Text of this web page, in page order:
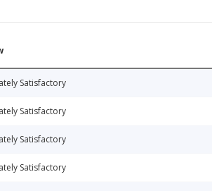
Satisfactory
Satisfactory
Satisfactory
Satisfactory